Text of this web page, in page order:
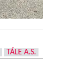
TÁLE A.S.